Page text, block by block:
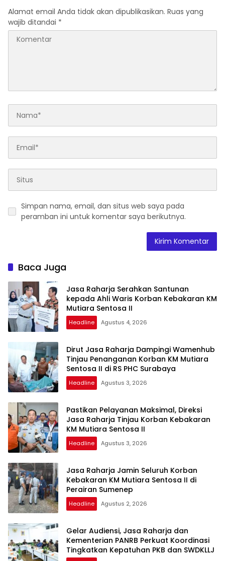
Awards 2026
Alamat email Anda tidak akan dipublikasikan. Ruas yang
wajib ditandai *
Simpan nama, email, dan situs web saya pada
peramban ini untuk komentar saya berikutnya.
Baca Juga
Jasa Raharja Serahkan Santunan
kepada Ahli Waris Korban Kebakaran KM
Mutiara Sentosa II
Headline Agustus 4, 2026
Dirut Jasa Raharja Dampingi Wamenhub
Tinjau Penanganan Korban KM Mutiara
Sentosa II di RS PHC Surabaya
Headline Agustus 3, 2026
Pastikan Pelayanan Maksimal, Direksi
Jasa Raharja Tinjau Korban Kebakaran
KM Mutiara Sentosa II
Headline Agustus 3, 2026
Jasa Raharja Jamin Seluruh Korban
Kebakaran KM Mutiara Sentosa II di
Perairan Sumenep
Headline Agustus 2, 2026
Gelar Audiensi, Jasa Raharja dan
Kementerian PANRB Perkuat Koordinasi
Tingkatkan Kepatuhan PKB dan SWDKLLJ